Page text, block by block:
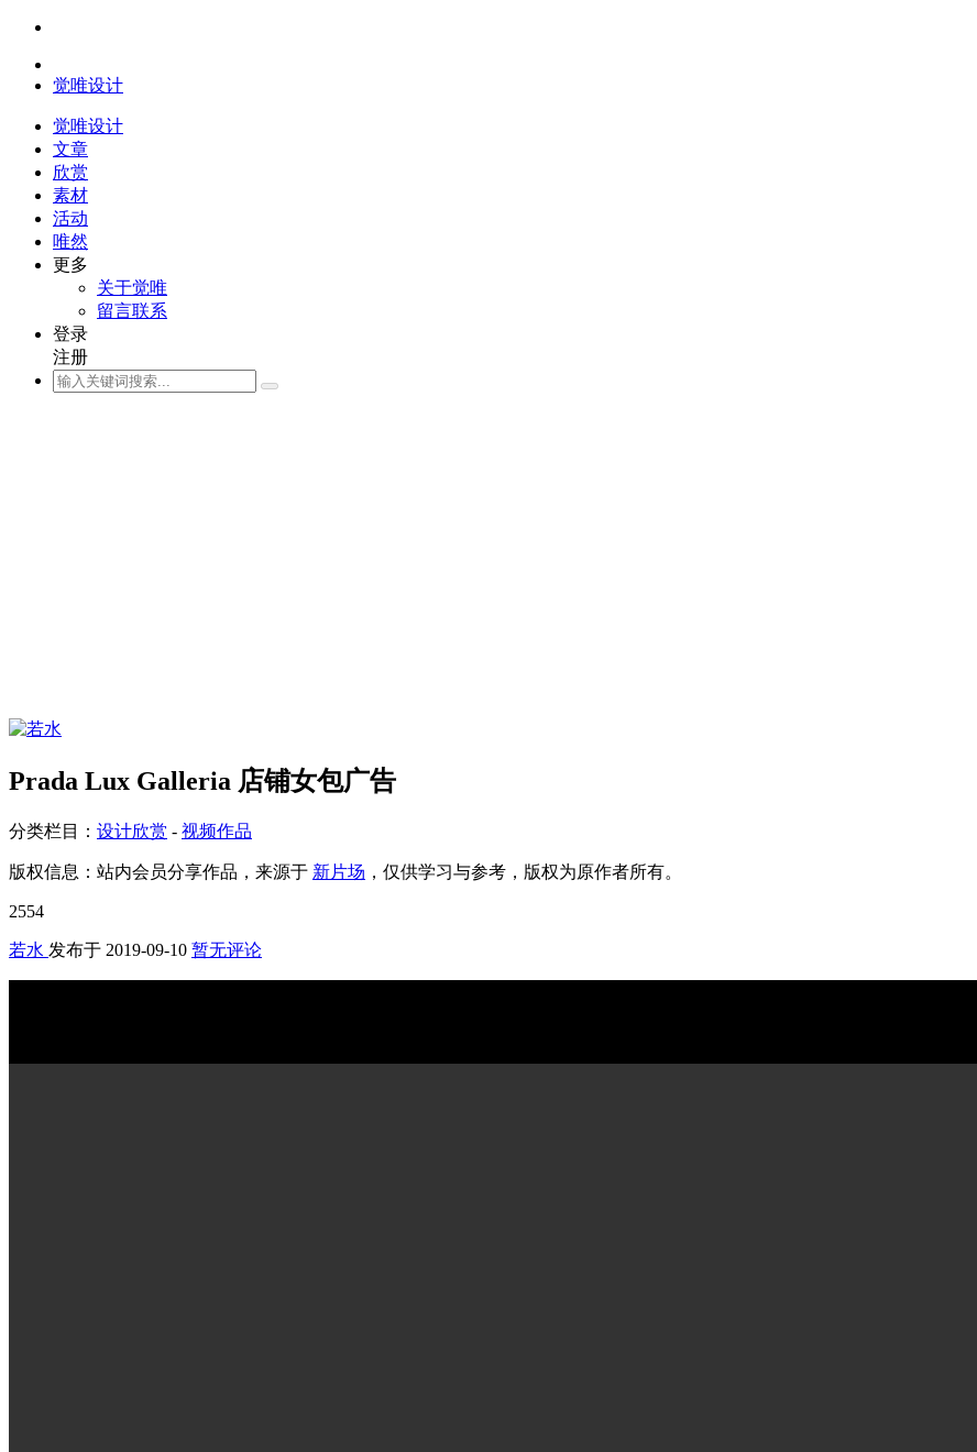
觉唯设计
觉唯设计
文章
欣赏
素材
活动
唯然
更多
关于觉唯
留言联系
登录
注册
Prada Lux Galleria 店铺女包广告
分类栏目： 设计欣赏 - 视频作品
版权信息： 站内会员分享作品，来源于 新片场 ，仅供学习与参考，版权为原作者所有。
2554
若水 发布于 2019-09-10 暂无评论